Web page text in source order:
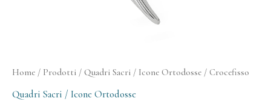
Home / Prodotti / Quadri Sacri / Icone Ortodosse / Crocefisso
Quadri Sacri / Icone Ortodosse